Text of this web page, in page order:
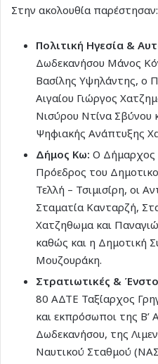
Στην ακολουθία παρέστησαν:
Πολιτική Ηγεσία &
Δωδεκανήσου Μάνος
Βασίλης Υψηλάντης, ο
Αιγαίου Γιώργος
Νισύρου Ντίνα Σβύνου
Ψηφιακής Ανάπτυξης
Δήμος Κω: Ο Δήμαρχος
Πρόεδρος του
Τελλή – Τσιμισίρη, οι
Σταματία Κανταρζή,
Χατζηθωμα και
καθώς και η Δημοτική
Μουζουράκη.
Στρατιωτικές &
80 ΑΔΤΕ Ταξίαρχος
και εκπρόσωποι της Β’
Δωδεκανήσου, της
Ναυτικού Σταθμού